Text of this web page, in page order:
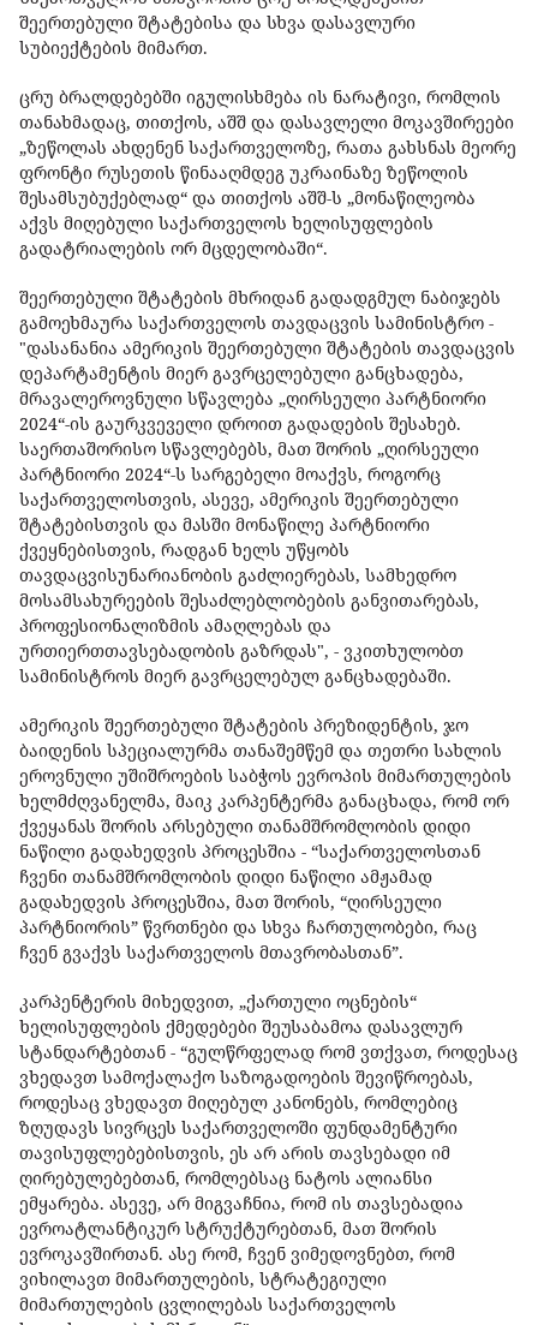
შეერთებული შტატებისა და სხვა დასავლური
სუბიექტების მიმართ.
ცრუ ბრალდებებში იგულისხმება ის ნარატივი, რომლის
თანახმადაც, თითქოს, აშშ და დასავლელი მოკავშირეები
„ზეწოლას ახდენენ საქართველოზე, რათა გახსნას მეორე
ფრონტი რუსეთის წინააღმდეგ უკრაინაზე ზეწოლის
შესამსუბუქებლად“ და თითქოს აშშ-ს „მონაწილეობა
აქვს მიღებული საქართველოს ხელისუფლების
გადატრიალების ორ მცდელობაში“.
შეერთებული შტატების მხრიდან გადადგმულ ნაბიჯებს
გამოეხმაურა საქართველოს თავდაცვის სამინისტრო -
"დასანანია ამერიკის შეერთებული შტატების თავდაცვის
დეპარტამენტის მიერ გავრცელებული განცხადება,
მრავალეროვნული სწავლება „ღირსეული პარტნიორი
2024“-ის გაურკვეველი დროით გადადების შესახებ.
საერთაშორისო სწავლებებს, მათ შორის „ღირსეული
პარტნიორი 2024“-ს სარგებელი მოაქვს, როგორც
საქართველოსთვის, ასევე, ამერიკის შეერთებული
შტატებისთვის და მასში მონაწილე პარტნიორი
ქვეყნებისთვის, რადგან ხელს უწყობს
თავდაცვისუნარიანობის გაძლიერებას, სამხედრო
მოსამსახურეების შესაძლებლობების განვითარებას,
პროფესიონალიზმის ამაღლებას და
ურთიერთთავსებადობის გაზრდას", - ვკითხულობთ
სამინისტროს მიერ გავრცელებულ განცხადებაში.
ამერიკის შეერთებული შტატების პრეზიდენტის, ჯო
ბაიდენის სპეციალურმა თანაშემწემ და თეთრი სახლის
ეროვნული უშიშროების საბჭოს ევროპის მიმართულების
ხელმძღვანელმა, მაიკ კარპენტერმა განაცხადა, რომ ორ
ქვეყანას შორის არსებული თანამშრომლობის დიდი
ნაწილი გადახედვის პროცესშია - “საქართველოსთან
ჩვენი თანამშრომლობის დიდი ნაწილი ამჟამად
გადახედვის პროცესშია, მათ შორის, “ღირსეული
პარტნიორის” წვრთნები და სხვა ჩართულობები, რაც
ჩვენ გვაქვს საქართველოს მთავრობასთან”.
კარპენტერის მიხედვით, „ქართული ოცნების“
ხელისუფლების ქმედებები შეუსაბამოა დასავლურ
სტანდარტებთან - “გულწრფელად რომ ვთქვათ, როდესაც
ვხედავთ სამოქალაქო საზოგადოების შევიწროებას,
როდესაც ვხედავთ მიღებულ კანონებს, რომლებიც
ზღუდავს სივრცეს საქართველოში ფუნდამენტური
თავისუფლებებისთვის, ეს არ არის თავსებადი იმ
ღირებულებებთან, რომლებსაც ნატოს ალიანსი
ემყარება. ასევე, არ მიგვაჩნია, რომ ის თავსებადია
ევროატლანტიკურ სტრუქტურებთან, მათ შორის
ევროკავშირთან. ასე რომ, ჩვენ ვიმედოვნებთ, რომ
ვიხილავთ მიმართულების, სტრატეგიული
მიმართულების ცვლილებას საქართველოს